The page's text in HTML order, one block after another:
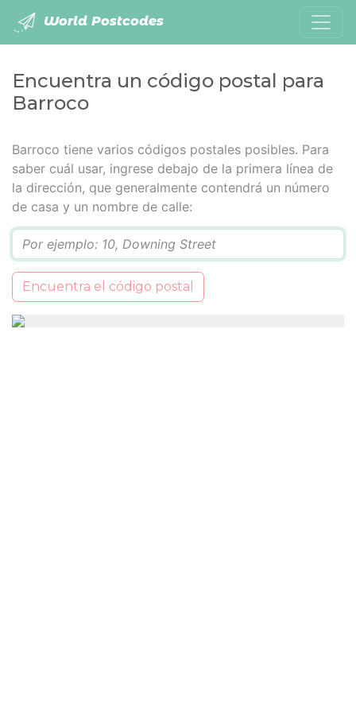
World Postcodes
Encuentra un código postal para
Barroco
Barroco tiene varios códigos postales posibles. Para
saber cuál usar, ingrese debajo de la primera línea de
la dirección, que generalmente contendrá un número
de casa y un nombre de calle:
Encuentra el código postal